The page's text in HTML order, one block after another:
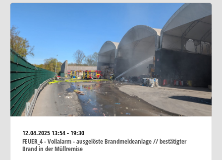
12.04.202513:54 - 19:30
FEUER_4 - Vollalarm - ausgelöste Brandmeldeanlage // bestätigter
Brand in der Müllremise